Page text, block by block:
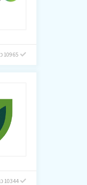
10344 כבר חסכו! 5 היום